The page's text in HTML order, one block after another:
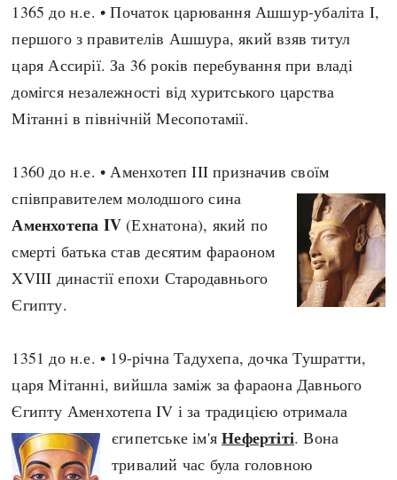
Культура і мистецтво
Людина і суспільство
Релігія
Спорт
Україна незалежна
ЗНО
Австралія
Азія
Америка
А(нта)рктика
Африка
Хронологія
Античні часи
Високе Середньовіччя
Пізнє Середньовіччя
Нова історія
Новітня історія
Наш час
Нові статті
Популярні статті
Всі статті
Визначальні події
#Хештеги
1365 до н.е. • Початок царювання Ашшур-убаліта I,
першого з правителів Ашшура, який взяв титул
царя Ассирії. За 36 років перебування при владі
домігся незалежності від хуритського царства
Мітанні в північній Месопотамії.
1360 до н.е. • Аменхотеп III призначив своїм
співправителем молодшого сина
Аменхотепа IV (Ехнатона), який по
смерті батька став десятим фараоном
XVIII династії епохи Стародавнього
Єгипту.
1351 до н.е. • 19-річна Тадухепа, дочка Тушратти,
царя Мітанні, вийшла заміж за фараона Давнього
Єгипту Аменхотепа IV і за традицією отримала
єгипетське ім'яНефертіті. Вона
тривалий час була головною